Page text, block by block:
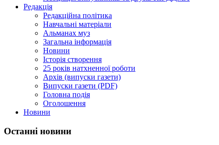
Редакція
Редакційна політика
Навчальні матеріали
Альманах муз
Загальна інформація
Новини
Історія створення
25 років натхненної роботи
Архів (випуски газети)
Випуски газети (PDF)
Головна подія
Оголошення
Новини
Останні новини